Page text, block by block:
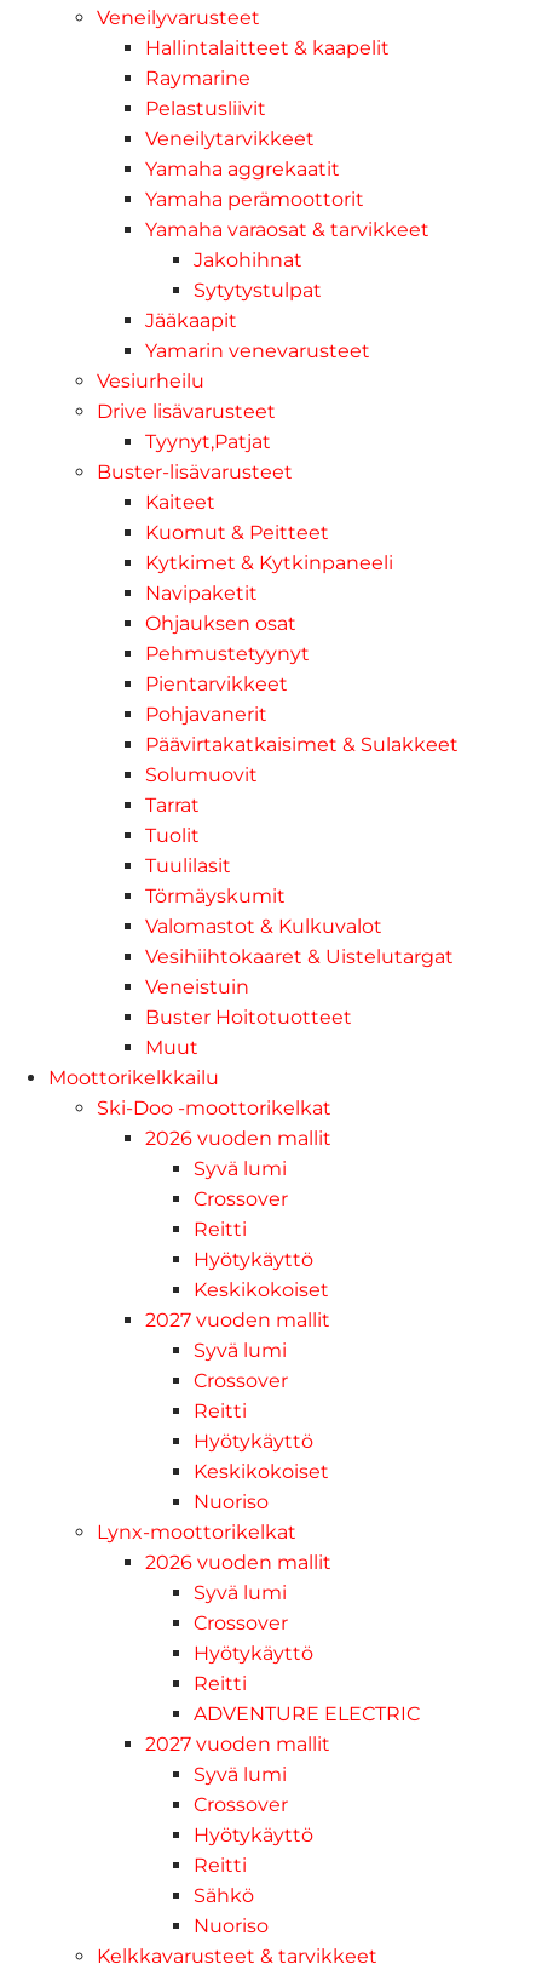
Veneilyvarusteet
Hallintalaitteet & kaapelit
Raymarine
Pelastusliivit
Veneilytarvikkeet
Yamaha aggrekaatit
Yamaha perämoottorit
Yamaha varaosat & tarvikkeet
Jakohihnat
Sytytystulpat
Jääkaapit
Yamarin venevarusteet
Vesiurheilu
Drive lisävarusteet
Tyynyt,Patjat
Buster-lisävarusteet
Kaiteet
Kuomut & Peitteet
Kytkimet & Kytkinpaneeli
Navipaketit
Ohjauksen osat
Pehmustetyynyt
Pientarvikkeet
Pohjavanerit
Päävirtakatkaisimet & Sulakkeet
Solumuovit
Tarrat
Tuolit
Tuulilasit
Törmäyskumit
Valomastot & Kulkuvalot
Vesihiihtokaaret & Uistelutargat
Veneistuin
Buster Hoitotuotteet
Muut
Moottorikelkkailu
Ski-Doo -moottorikelkat
2026 vuoden mallit
Syvä lumi
Crossover
Reitti
Hyötykäyttö
Keskikokoiset
2027 vuoden mallit
Syvä lumi
Crossover
Reitti
Hyötykäyttö
Keskikokoiset
Nuoriso
Lynx-moottorikelkat
2026 vuoden mallit
Syvä lumi
Crossover
Hyötykäyttö
Reitti
ADVENTURE ELECTRIC
2027 vuoden mallit
Syvä lumi
Crossover
Hyötykäyttö
Reitti
Sähkö
Nuoriso
Kelkkavarusteet & tarvikkeet